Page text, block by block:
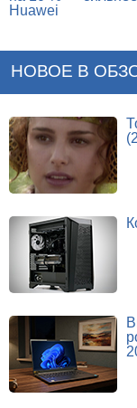
Huawei
НОВОЕ В